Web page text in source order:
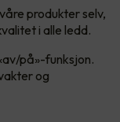
produkter selv,
i alle ledd.
på»-funksjon.
og